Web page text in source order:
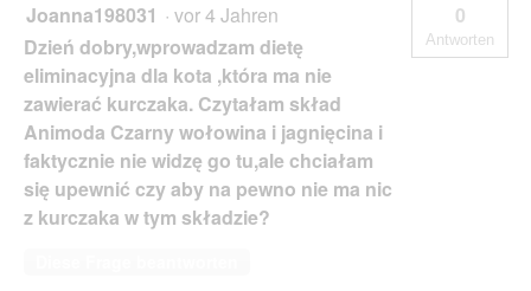
Joanna198031 · vor 4 Jahren
Dzień dobry,wprowadzam dietę
eliminacyjna dla kota ,która ma nie
zawierać kurczaka. Czytałam skład
Animoda Czarny wołowina i jagnięcina i
faktycznie nie widzę go tu,ale chciałam
się upewnić czy aby na pewno nie ma nic
z kurczaka w tym składzie?
0
Antworten